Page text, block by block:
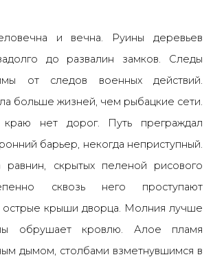
и вечна. Руины деревьев
до развалин замков. Следы
от следов военных действий.
больше жизней, чем рыбацкие сети.
нет дорог. Путь преграждал
барьер, некогда неприступный.
равнин, скрытых пеленой рисового
сквозь него проступают
острые крыши дворца. Молния лучше
обрушает кровлю. Алое пламя
дымом, столбами взметнувшимся в